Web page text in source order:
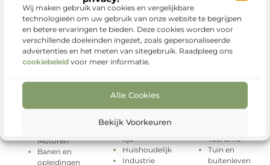
Wij maken gebruik van cookies en vergelijkbare
technologieën om uw gebruik van onze website te begrijpen
en betere ervaringen te bieden. Deze cookies worden voor
verschillende doeleinden ingezet, zoals gepersonaliseerde
advertenties en het meten van sitegebruik. Raadpleeg ons
cookiebeleid voor meer informatie.
Alle Cookies
Bekijk Voorkeuren
Motoren
Banen en
opleidingen
Geschenken
Gezondheid
Groothandel
Hobby en vrije
tijd
Huishoudelijk
Industrie
Relatie
Toerisme
Tuin en
buitenleven